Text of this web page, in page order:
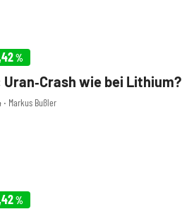
%
‧ Markus Bußler
Uran‑Crash wie bei Lithium?
%